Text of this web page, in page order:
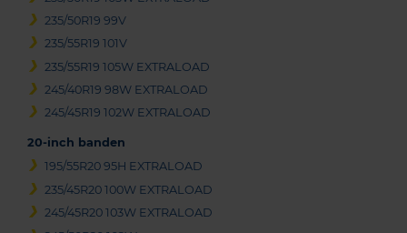
235/50R19 99V
235/55R19 101V
235/55R19 105W EXTRALOAD
245/40R19 98W EXTRALOAD
245/45R19 102W EXTRALOAD
20-inch banden
195/55R20 95H EXTRALOAD
235/45R20 100W EXTRALOAD
245/45R20 103W EXTRALOAD